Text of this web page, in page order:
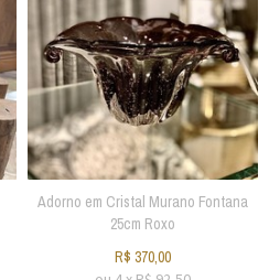
Adorno em Cristal Murano Fontana
25cm Roxo
R$ 370,00